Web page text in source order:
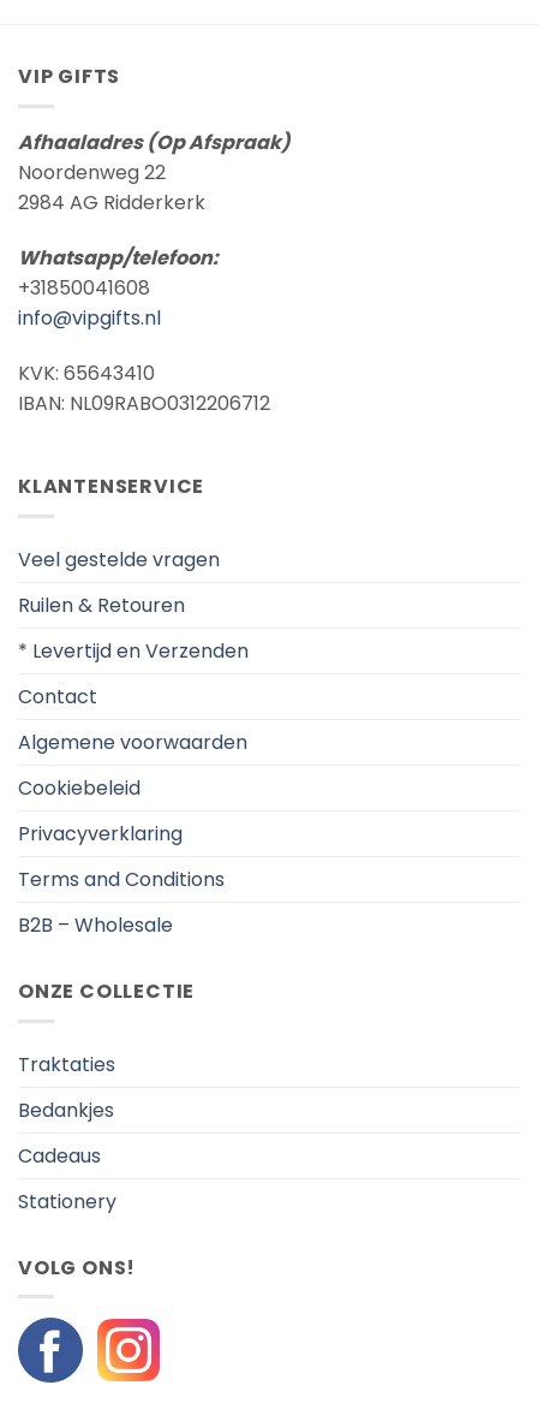
VIP GIFTS
Afhaaladres (Op Afspraak)
Noordenweg 22
2984 AG Ridderkerk
Whatsapp/telefoon:
+31850041608
info@vipgifts.nl
KVK: 65643410
IBAN: NL09RABO0312206712
KLANTENSERVICE
Veel gestelde vragen
Ruilen & Retouren
* Levertijd en Verzenden
Contact
Algemene voorwaarden
Cookiebeleid
Privacyverklaring
Terms and Conditions
B2B – Wholesale
ONZE COLLECTIE
Traktaties
Bedankjes
Cadeaus
Stationery
VOLG ONS!